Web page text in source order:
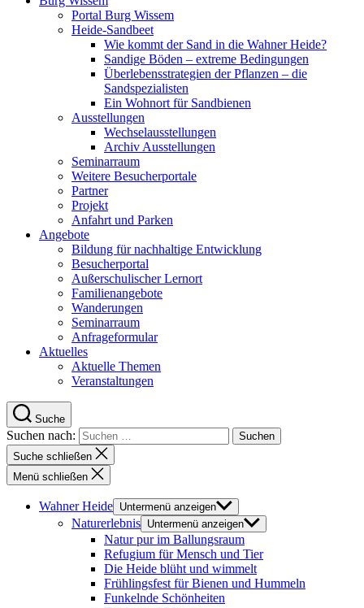
Portal Burg Wissem
Heide-Sandbeet
Wie kommt der Sand in die Wahner Heide?
Sandige Böden – extreme Bedingungen
Überlebensstrategien der Pflanzen – die
Sandspezialisten
Ein Wohnort für Sandbienen
Ausstellungen
Wechselausstellungen
Archiv Ausstellungen
Seminarraum
Weitere Besucherportale
Partner
Projekt
Anfahrt und Parken
Angebote
Bildung für nachhaltige Entwicklung
Besucherportal
Außerschulischer Lernort
Familienangebote
Wanderungen
Seminarraum
Anfrageformular
Aktuelles
Aktuelle Themen
Veranstaltungen
Suche
Suchen nach:
Suche schließen
Menü schließen
Wahner Heide Untermenü anzeigen
Naturerlebnis Untermenü anzeigen
Natur pur im Ballungsraum
Refugium für Mensch und Tier
Die Heide blüht und wimmelt
Frühlingsfest für Bienen und Hummeln
Funkelnde Schönheiten